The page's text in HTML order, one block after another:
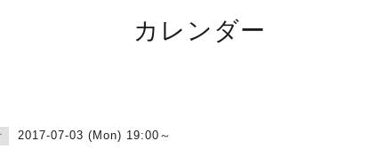
カレンダー
2017-07-03 (Mon) 19:00～